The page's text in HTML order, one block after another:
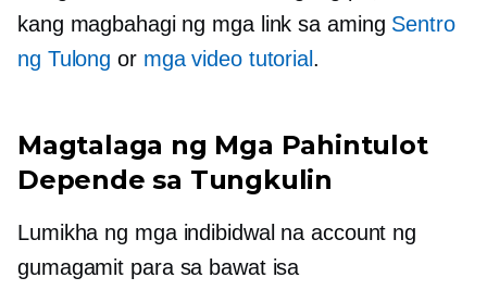
kang magbahagi ng mga link sa aming Sentro
ng Tulong or mga video tutorial .
Magtalaga ng Mga Pahintulot
Depende sa Tungkulin
Lumikha ng mga indibidwal na account ng
gumagamit para sa bawat isa